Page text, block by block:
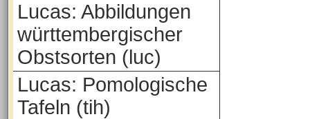
Lucas: Abbildungen
württembergischer
Obstsorten (luc)
Lucas: Pomologische
Tafeln (tih)